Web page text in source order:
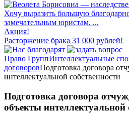
Хочу выразить большую
замечательным юристам. ...
Акция!
Расторжение брака 31 000 рублей!
Право ГруппИнтеллектуальные
договоровПодготовка договора
интеллектуальной собственности
Подготовка договора
объекты интеллектуальной